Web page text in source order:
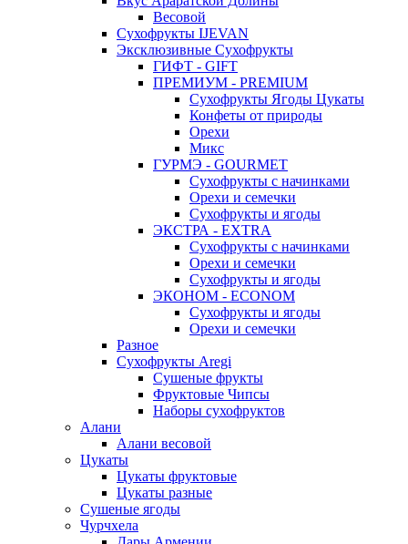
Весовой
Сухофрукты IJEVAN
Эксклюзивные Сухофрукты
ГИФТ - GIFT
ПРЕМИУМ - PREMIUM
Сухофрукты Ягоды Цукаты
Конфеты от природы
Орехи
Микс
ГУРМЭ - GOURMET
Сухофрукты с начинками
Орехи и семечки
Сухофрукты и ягоды
ЭКСТРА - EXTRA
Сухофрукты с начинками
Орехи и семечки
Сухофрукты и ягоды
ЭКОНОМ - ECONOM
Сухофрукты и ягоды
Орехи и семечки
Разное
Сухофрукты Aregi
Сушеные фрукты
Фруктовые Чипсы
Наборы сухофруктов
Алани
Алани весовой
Цукаты
Цукаты фруктовые
Цукаты разные
Сушеные ягоды
Чурчхела